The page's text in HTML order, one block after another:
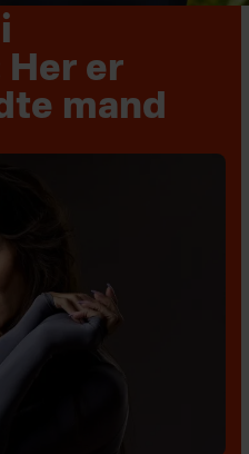
Her er
mand